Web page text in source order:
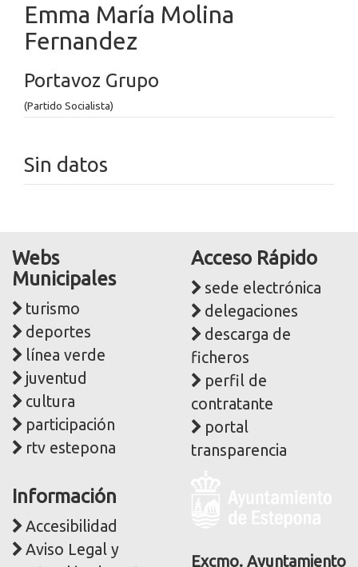
Emma María Molina
Fernandez
Portavoz Grupo
(Partido Socialista)
Sin datos
Webs
Municipales
turismo
deportes
línea verde
juventud
cultura
participación
rtv estepona
Acceso Rápido
sede electrónica
delegaciones
descarga de
ficheros
perfil de
contratante
portal
transparencia
Información
Accesibilidad
Aviso Legal y
Excmo. Ayuntamiento